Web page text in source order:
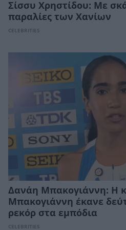
Σίσσυ Χρηστίδου: Με
παραλίες των Χανίων
CELEBRITIES
Δανάη Μπακογιάννη: Η
Μπακογιάννη έκανε
ρεκόρ στα εμπόδια
CELEBRITIES